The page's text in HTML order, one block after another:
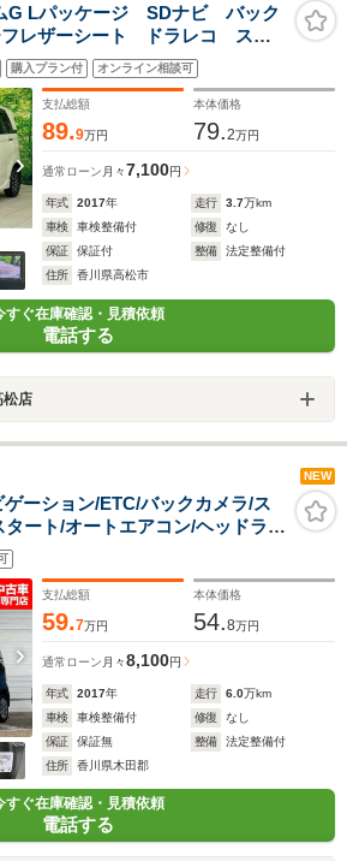
G Lパッケージ SDナビ バック
レザーシート ドラレコ スマ
ルトインETC クルコン 純正
ライト オートエアコン
購入プラン付 オンライン相談可
支払総額
89.9万円
本体価格
79.2万円
通常ローン 月々7,100円
年式 2017年 走行 3.7万km
車検
車検整備付 修復
なし
保証
保証付 整備
法定整備付
住所
香川県高松市
すぐ在庫確認・見積依頼
電話する
松店
NEW
ーション/ETC/バックカメラ/ス
ート/オートエアコン/ヘッドライ
ミラー/アイドリングストップ/フ
ー/ベンチシート
支払総額
59.7万円
本体価格
54.8万円
通常ローン 月々8,100円
年式 2017年 走行 6.0万km
車検
車検整備付 修復
なし
保証
保証無 整備
法定整備付
住所
香川県木田郡
すぐ在庫確認・見積依頼
電話する